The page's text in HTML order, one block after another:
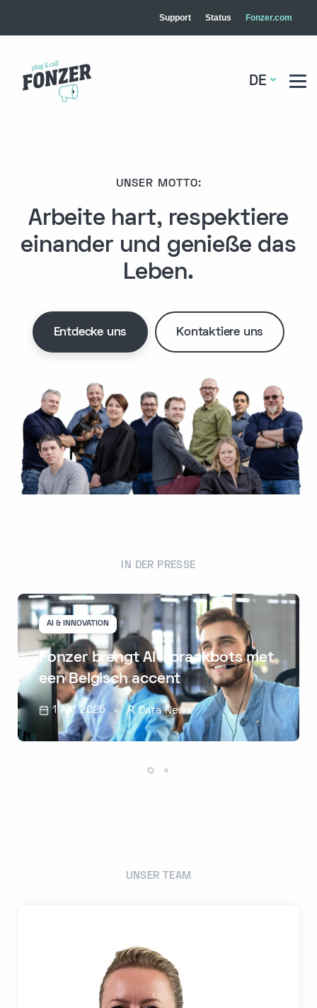
Support Status Fonzer.com
DE
UNSER MOTTO:
Arbeite hart, respektiere
einander und genieße das
Leben.
Entdecke uns Kontaktiere uns
IN DER PRESSE
AI & INNOVATION
Fonzer brengt AI-spraakbots met
een Belgisch accent
1 Apr 2025 Data News
UNSER TEAM